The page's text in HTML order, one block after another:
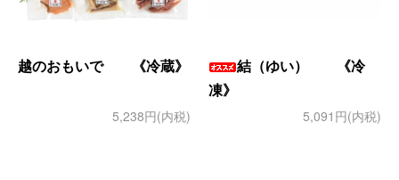
越のおもいで 《冷蔵》
5,238円(内税)
結（ゆい） 《冷
凍》
5,091円(内税)